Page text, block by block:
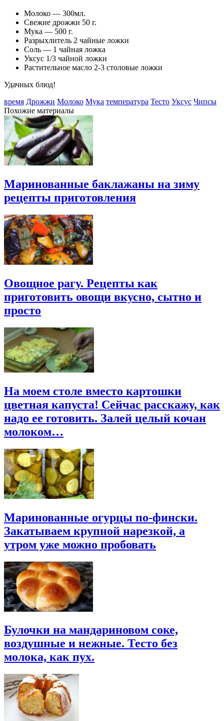
Молоко — 300мл.
Свежие дрожжи 50 г.
Мука — 500 г.
Разрыхлитель 2 чайные ложки
Соль — 1 чайная ложка
Уксус 1/3 чайной ложки
Растительное масло 2-3 столовые ложки
Удачных блюд!
время Дрожжи Молоко Мука температура Тесто Уксус Чипсы
Похожие материалы
Маринованные баклажаны на зиму
рецепты приготовления
Овощное рагу. Рецепты как
приготовить овощи вкусно, сытно и
просто
На моем столе вместо картошки
цветная капуста! Сейчас расскажу, как
надо ее готовить. Залей целый кочан
молоком…
Маринованные огурцы по-фински.
Закатываем крупной нарезкой, а
утром уже можно пробовать
Булочки на мандариновом соке,
воздушные и нежные. Тесто без
молока, как пух.